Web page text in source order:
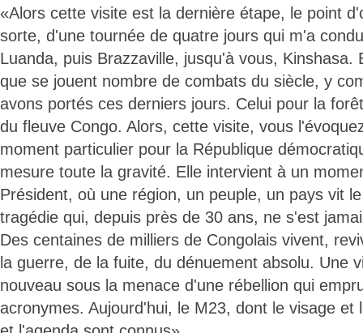
«Alors cette visite est la dernière étape, le point
sorte, d'une tournée de quatre jours qui m'a
Luanda, puis Brazzaville, jusqu'à vous, Kinshasa.
que se jouent nombre de combats du siècle, y
avons portés ces derniers jours. Celui pour la
du fleuve Congo. Alors, cette visite, vous
moment particulier pour la République
mesure toute la gravité. Elle intervient à un
Président, où une région, un peuple, un pays vit
tragédie qui, depuis près de 30 ans, ne s'est
Des centaines de milliers de Congolais vivent,
la guerre, de la fuite, du dénuement absolu. Une
nouveau sous la menace d'une rébellion qui
acronymes. Aujourd'hui, le M23, dont le visage et